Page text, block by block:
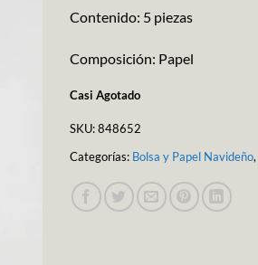
Contenido: 5 piezas
Composición: Papel
Casi Agotado
SKU:848652
Categorías: Bolsa y Papel Navideño,